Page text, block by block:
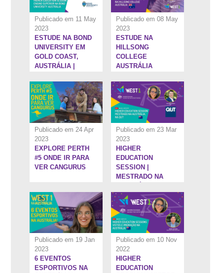
Publicado em 11 May
2023
ESTUDE NA BOND
UNIVERSITY EM
GOLD COAST,
AUSTRÁLIA |
EDICATION
SESSIONS
Publicado em 08 May
2023
ESTUDE NA
HILLSONG
COLLEGE
AUSTRÁLIA
Publicado em 24 Apr
2023
5:25''
EXPLORE PERTH
#5 ONDE IR PARA
VER CANGURUS
Publicado em 23 Mar
2023
HIGHER
EDUCATION
SESSION |
MESTRADO NA
QUT
Publicado em 19 Jan
2023
5:52''
6 EVENTOS
ESPORTIVOS NA
Publicado em 10 Nov
2022
HIGHER
EDUCATION
1:31:32''